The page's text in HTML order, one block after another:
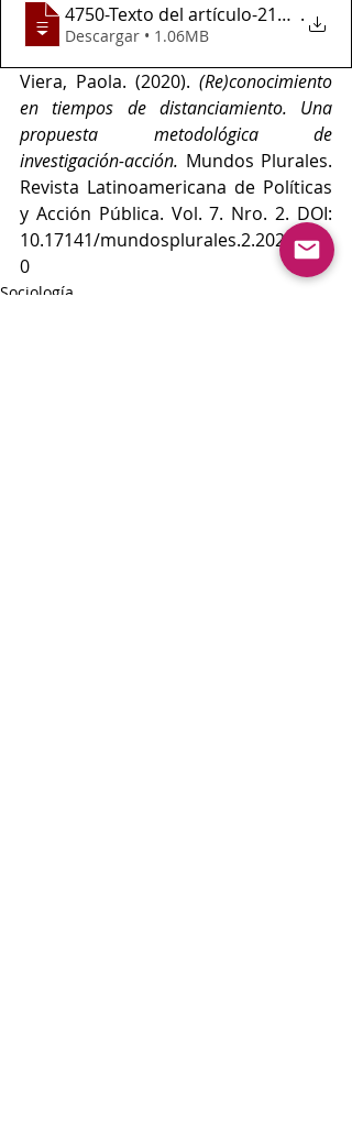
4750-Texto del artículo-21844-1-10-
.
Descargar • 1.06MB
Viera, Paola. (2020). (Re)conocimiento
en tiempos de distanciamiento. Una
propuesta metodológica de
investigación-acción. Mundos Plurales.
Revista Latinoamericana de Políticas
y Acción Pública. Vol. 7. Nro. 2. DOI:
10.17141/mundosplurales.2.2020.475
0
Sociología